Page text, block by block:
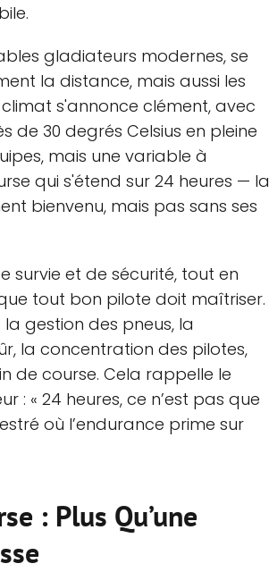
gladiateurs modernes, se
la distance, mais aussi les
s'annonce clément, avec
30 degrés Celsius en pleine
mais une variable à
qui s'étend sur 24 heures — la
bienvenu, mais pas sans ses
survie et de sécurité, tout en
tout bon pilote doit maîtriser.
gestion des pneus, la
la concentration des pilotes,
de course. Cela rappelle le
: « 24 heures, ce n’est pas que
où l’endurance prime sur
: Plus Qu’une